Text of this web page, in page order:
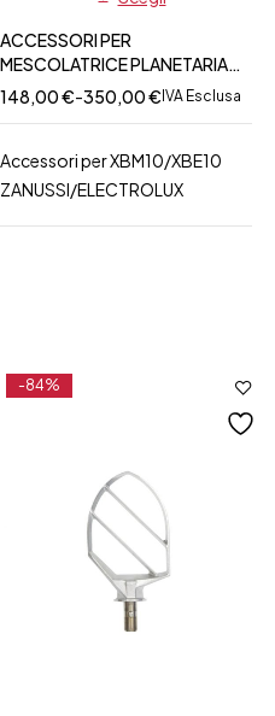
ACCESSORI PER
MESCOLATRICE PLANETARIA
XBM10 - XBE10
ZANUSSI/ELECTROLUX
148,00€-350,00€ IVA Esclusa
Accessori per XBM10/XBE10
ZANUSSI/ELECTROLUX
-84%